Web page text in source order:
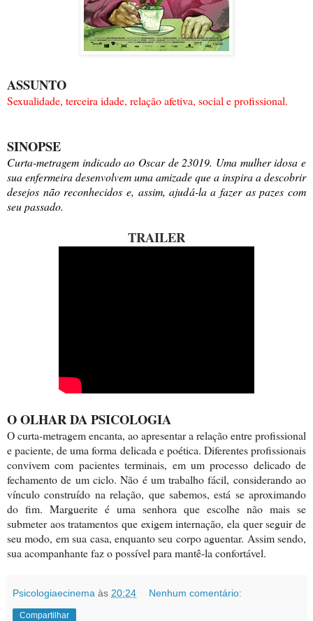
ASSUNTO
Sexualidade, terceira idade, relação afetiva, social e profissional.
SINOPSE
Curta-metragem indicado ao Oscar de 23019. Uma mulher idosa e
sua enfermeira desenvolvem uma amizade que a inspira a descobrir
desejos não reconhecidos e, assim, ajudá-la a fazer as pazes com
seu passado.
TRAILER
O OLHAR DA PSICOLOGIA
O curta-metragem encanta, ao apresentar a relação entre profissional
e paciente, de uma forma delicada e poética. Diferentes profissionais
convivem com pacientes terminais, em um processo delicado de
fechamento de um ciclo. Não é um trabalho fácil, considerando ao
vínculo construído na relação, que sabemos, está se aproximando
do fim. Marguerite é uma senhora que escolhe não mais se
submeter aos tratamentos que exigem internação, ela quer seguir de
seu modo, em sua casa, enquanto seu corpo aguentar. Assim sendo,
sua acompanhante faz o possível para mantê-la confortável.
Psicologiaecinema às 20:24 Nenhum comentário:
Compartilhar